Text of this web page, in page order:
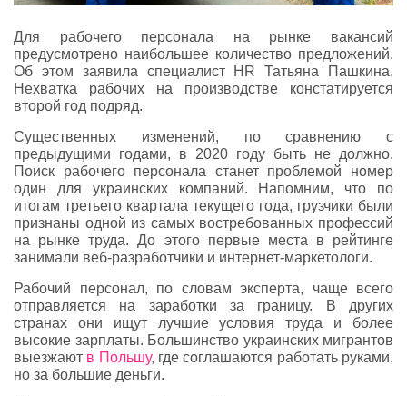
Для рабочего персонала на рынке вакансий
предусмотрено наибольшее количество предложений.
Об этом заявила специалист HR Татьяна Пашкина.
Нехватка рабочих на производстве констатируется
второй год подряд.
Существенных изменений, по сравнению с
предыдущими годами, в 2020 году быть не должно.
Поиск рабочего персонала станет проблемой номер
один для украинских компаний. Напомним, что по
итогам третьего квартала текущего года, грузчики были
признаны одной из самых востребованных профессий
на рынке труда. До этого первые места в рейтинге
занимали веб-разработчики и интернет-маркетологи.
Рабочий персонал, по словам эксперта, чаще всего
отправляется на заработки за границу. В других
странах они ищут лучшие условия труда и более
высокие зарплаты. Большинство украинских мигрантов
выезжают в Польшу, где соглашаются работать руками,
но за большие деньги.